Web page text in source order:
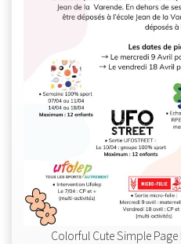
Colorful Cute Simple